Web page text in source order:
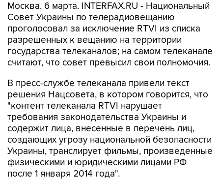
Москва. 6 марта. INTERFAX.RU - Национальный
Совет Украины по телерадиовещанию
проголосовал за исключение RTVI из списка
разрешенных к вещанию на территории
государства телеканалов; на самом телеканале
считают, что совет превысил свои полномочия.
В пресс-службе телеканала привели текст
решения Нацсовета, в котором говорится, что
"контент телеканала RTVI нарушает
требования законодательства Украины и
содержит лица, внесенные в перечень лиц,
создающих угрозу национальной безопасности
Украины, транслирует фильмы, произведенные
физическими и юридическими лицами РФ
после 1 января 2014 года".